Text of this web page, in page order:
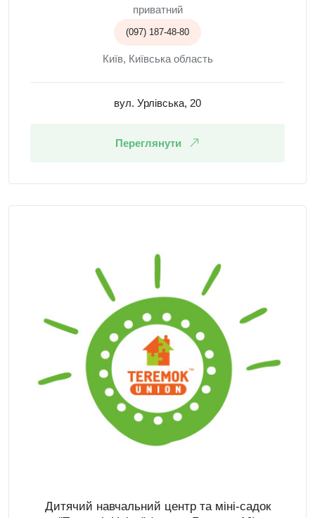
приватний
(097) 187-48-80
Київ, Київська область
вул. Урлівська, 20
Переглянути
Дитячий навчальний центр та міні-садок